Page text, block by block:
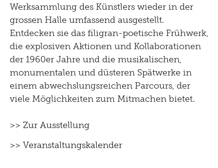
Werksammlung des Künstlers wieder in der
grossen Halle umfassend ausgestellt.
Entdecken sie das filigran-poetische Frühwerk,
die explosiven Aktionen und Kollaborationen
der 1960er Jahre und die musikalischen,
monumentalen und düsteren Spätwerke in
einem abwechslungsreichen Parcours, der
viele Möglichkeiten zum Mitmachen bietet.
>> Zur Ausstellung
>> Veranstaltungskalender